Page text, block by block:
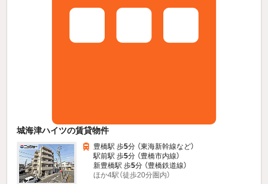
城海津ハイツの賃貸物件
豊橋駅 歩5分 （東海新幹線など）
駅前駅 歩5分 （豊橋市内線）
新豊橋駅 歩5分 （豊橋鉄道線）
ほか4駅（徒歩20分圏内）